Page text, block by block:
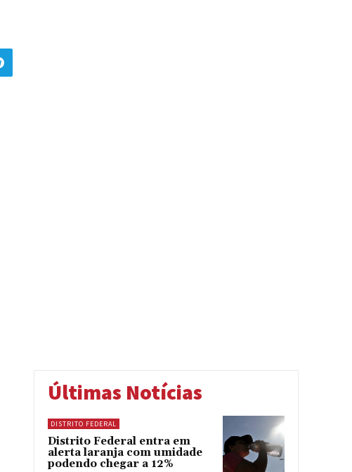
Últimas Notícias
DISTRITO FEDERAL
Distrito Federal entra em
alerta laranja com umidade
podendo chegar a 12%